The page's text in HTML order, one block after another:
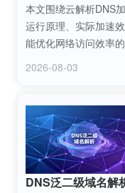
本文围绕云解析DNS
运行原理、实际加速
能优化网络访问效率
2026-08-03
DNS泛二级域名解